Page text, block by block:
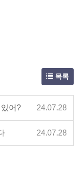
목록
어? 24.07.28
24.07.28